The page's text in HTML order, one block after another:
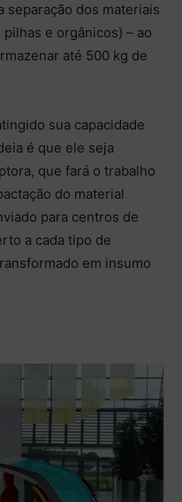
separação dos materiais
e orgânicos) – ao
até 500 kg de
sua capacidade
é que ele seja
que fará o trabalho
do material
para centros de
a cada tipo de
em insumo